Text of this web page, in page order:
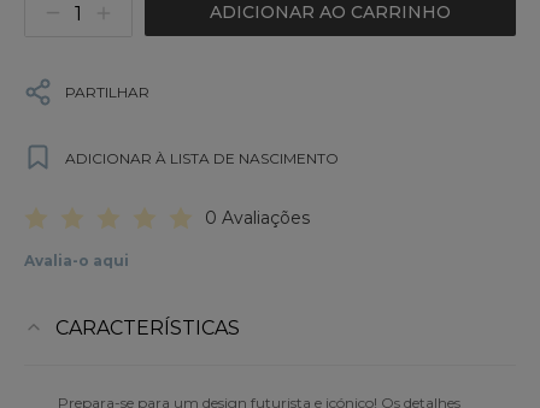
ADICIONAR AO CARRINHO
PARTILHAR
ADICIONAR À LISTA DE NASCIMENTO
0 Avaliações
Avalia-o aqui
CARACTERÍSTICAS
Prepara-se para um design futurista e icónico! Os detalhes